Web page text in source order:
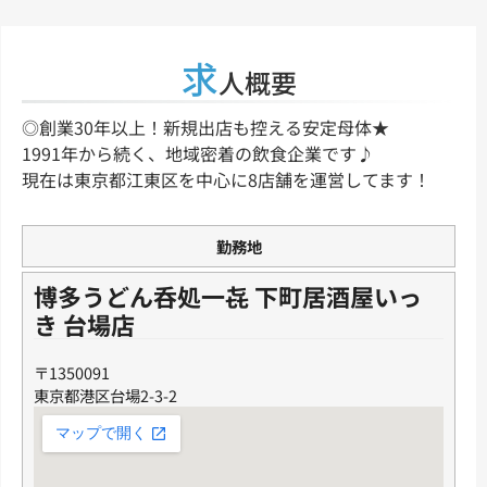
求人概要
◎創業30年以上！新規出店も控える安定母体★
1991年から続く、地域密着の飲食企業です♪
現在は東京都江東区を中心に8店舗を運営してます！
勤務地
博多うどん呑処一㐂 下町居酒屋いっ
き 台場店
〒1350091
東京都港区台場2-3-2